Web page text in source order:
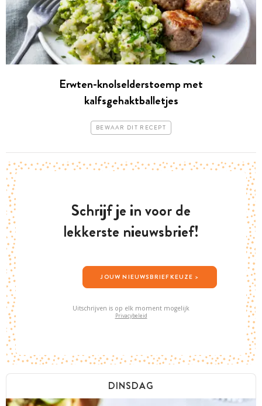
Erwten-knolselderstoemp met
kalfsgehaktballetjes
BEWAAR DIT RECEPT
Schrijf je in voor de
lekkerste nieuwsbrief!
JOUW NIEUWSBRIEFKEUZE >
Uitschrijven is op elk moment mogelijk
Privacybeleid
DINSDAG